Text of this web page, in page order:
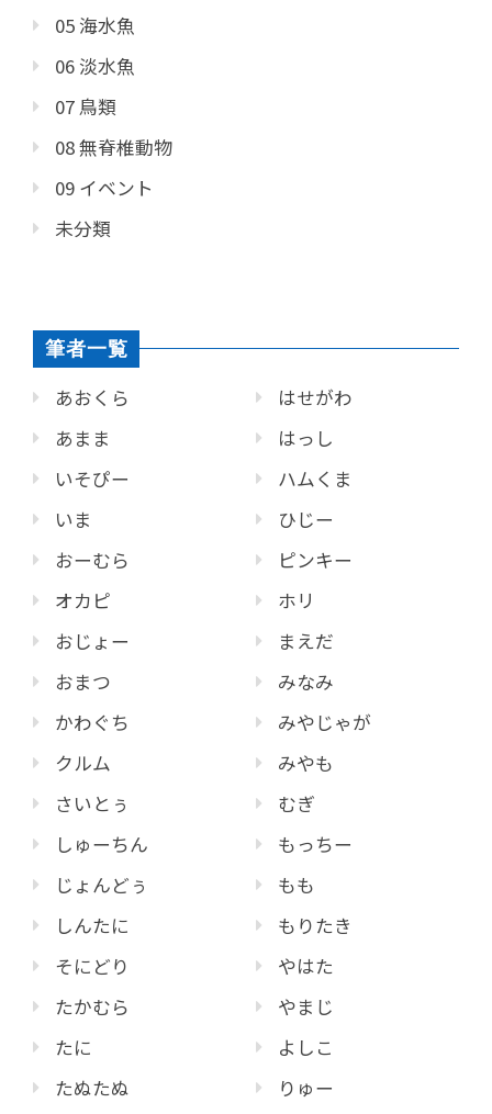
05 海水魚
06 淡水魚
07 鳥類
08 無脊椎動物
09 イベント
未分類
筆者一覧
あおくら
あまま
いそぴー
いま
おーむら
オカピ
おじょー
おまつ
かわぐち
クルム
さいとぅ
しゅーちん
じょんどぅ
しんたに
そにどり
たかむら
たに
たぬたぬ
はせがわ
はっし
ハムくま
ひじー
ピンキー
ホリ
まえだ
みなみ
みやじゃが
みやも
むぎ
もっちー
もも
もりたき
やはた
やまじ
よしこ
りゅー